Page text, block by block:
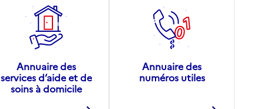
Annuaire des
services d’aide et de
soins à domicile
Annuaire des
numéros utiles